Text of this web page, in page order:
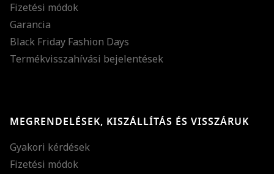
Fizetési módok
Garancia
Black Friday Fashion Days
Termékvisszahívási bejelentések
MEGRENDELÉSEK, KISZÁLLÍTÁS ÉS VISSZÁRUK
Gyakori kérdések
Fizetési módok